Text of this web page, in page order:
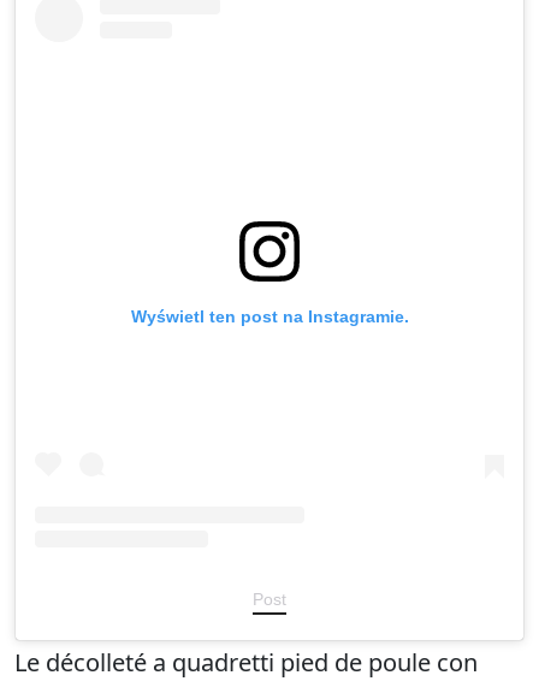
Wyświetl ten post na Instagramie.
Post
Le décolleté a quadretti pied de poule con